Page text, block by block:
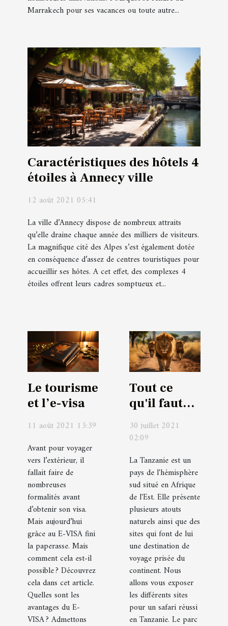
Marrakech pour ses vacances ou toute autre...
Caractéristiques des hôtels 4
étoiles à Annecy ville
12 août 2021 05:41
La ville d’Annecy dispose de nombreux attraits
qu’elle draine chaque année des milliers de visiteurs.
La magnifique cité des Alpes s’est également dotée
en conséquence d’assez de centres touristiques pour
accueillir ses hôtes. A cet effet, des complexes 4
étoiles offrent leurs cadres somptueux et...
Le tourisme
et l’e-visa
11 août 2021 13:39
Avant pour voyager
vers l’extérieur, il
fallait faire de
nombreuses
formalités avant
d’obtenir son visa.
Mais aujourd’hui
grâce au E-VISA fini
la paperasse. Mais
comment cela est-il
possible ? Découvrez
cela dans cet article.
Quelles sont les
avantages du E-
VISA ? Admettons
Tout ce
qu'il faut
savoir sur
les sites
safari en
Tanzanie
30 juillet 2021
02:09
La Tanzanie est un
pays de l'hémisphère
sud situé en Afrique
de l'Est. Elle présente
plusieurs atouts
naturels ainsi que des
sites qui font de lui
une destination de
voyage prisée du
continent. Nous
allons vous exposer
les différents sites
pour un safari réussi
en Tanzanie. Le parc